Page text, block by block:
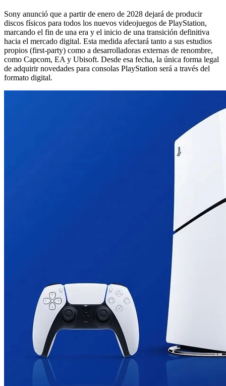
Sony anunció que a partir de enero de 2028 dejará de producir
discos físicos para todos los nuevos videojuegos de PlayStation,
marcando el fin de una era y el inicio de una transición definitiva
hacia el mercado digital. Esta medida afectará tanto a sus estudios
propios (first-party) como a desarrolladoras externas de renombre,
como Capcom, EA y Ubisoft. Desde esa fecha, la única forma legal
de adquirir novedades para consolas PlayStation será a través del
formato digital.